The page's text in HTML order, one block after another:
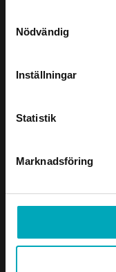
Nödvändig
Inställningar
Statistik
Marknadsföring